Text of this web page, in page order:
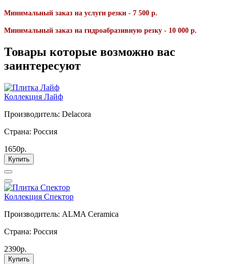
Минимальный заказ на услуги резки - 7 500 р.
Минимальный заказ на гидроабразивную резку - 10 000 р.
Товары которые возможно вас
заинтересуют
Коллекция Лайф
Производитель: Delacora
Страна: Россия
1650р.
Купить
Коллекция Спектор
Производитель: ALMA Ceramica
Страна: Россия
2390р.
Купить